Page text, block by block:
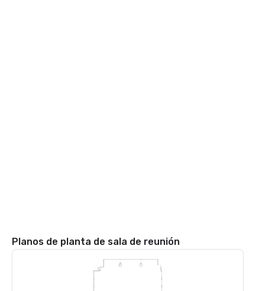
Planos de planta de sala de reunión